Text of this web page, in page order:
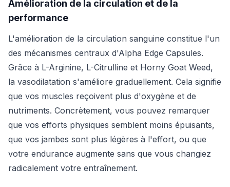
Amélioration de la circulation et de la
performance
L'amélioration de la circulation sanguine constitue l'un
des mécanismes centraux d'Alpha Edge Capsules.
Grâce à L-Arginine, L-Citrulline et Horny Goat Weed,
la vasodilatation s'améliore graduellement. Cela signifie
que vos muscles reçoivent plus d'oxygène et de
nutriments. Concrètement, vous pouvez remarquer
que vos efforts physiques semblent moins épuisants,
que vos jambes sont plus légères à l'effort, ou que
votre endurance augmente sans que vous changiez
radicalement votre entraînement.